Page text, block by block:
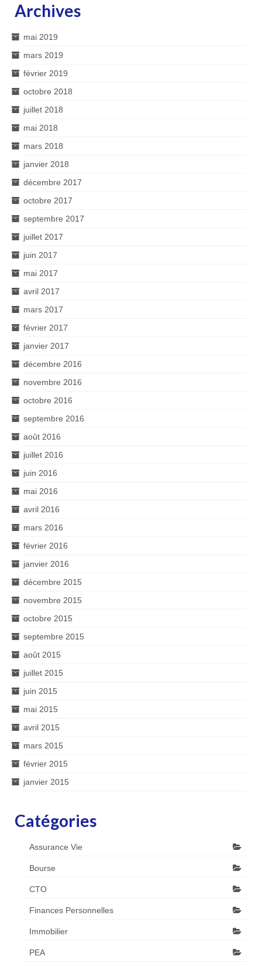
Archives
mai 2019
mars 2019
février 2019
octobre 2018
juillet 2018
mai 2018
mars 2018
janvier 2018
décembre 2017
octobre 2017
septembre 2017
juillet 2017
juin 2017
mai 2017
avril 2017
mars 2017
février 2017
janvier 2017
décembre 2016
novembre 2016
octobre 2016
septembre 2016
août 2016
juillet 2016
juin 2016
mai 2016
avril 2016
mars 2016
février 2016
janvier 2016
décembre 2015
novembre 2015
octobre 2015
septembre 2015
août 2015
juillet 2015
juin 2015
mai 2015
avril 2015
mars 2015
février 2015
janvier 2015
Catégories
Assurance Vie
Bourse
CTO
Finances Personnelles
Immobilier
PEA